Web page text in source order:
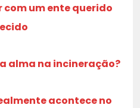
com um ente querido
alma na incineração?
acontece no